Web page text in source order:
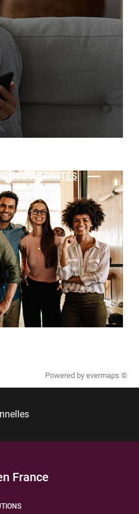
NOS ACTIVITÉS
Powered by evermaps ©
France